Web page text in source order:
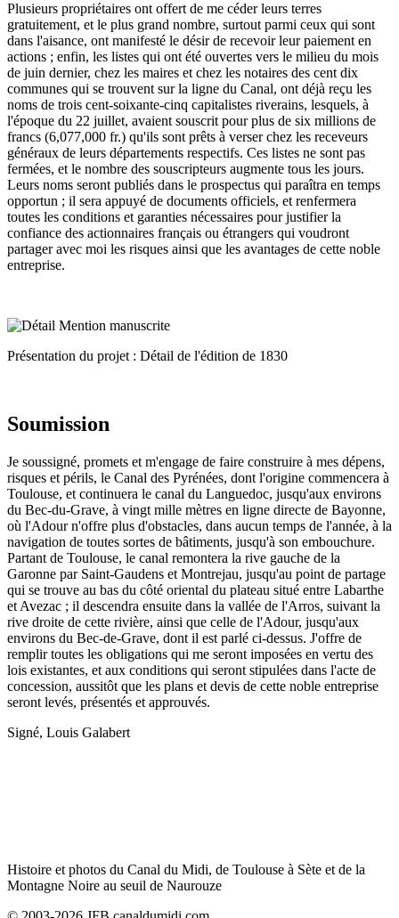
Plusieurs propriétaires ont offert de me céder leurs terres
gratuitement, et le plus grand nombre, surtout parmi ceux qui sont
dans l'aisance, ont manifesté le désir de recevoir leur paiement en
actions ; enfin, les listes qui ont été ouvertes vers le milieu du mois
de juin dernier, chez les maires et chez les notaires des cent dix
communes qui se trouvent sur la ligne du Canal, ont déjà reçu les
noms de trois cent-soixante-cinq capitalistes riverains, lesquels, à
l'époque du 22 juillet, avaient souscrit pour plus de six millions de
francs (6,077,000 fr.) qu'ils sont prêts à verser chez les receveurs
généraux de leurs départements respectifs. Ces listes ne sont pas
fermées, et le nombre des souscripteurs augmente tous les jours.
Leurs noms seront publiés dans le prospectus qui paraîtra en temps
opportun ; il sera appuyé de documents officiels, et renfermera
toutes les conditions et garanties nécessaires pour justifier la
confiance des actionnaires français ou étrangers qui voudront
partager avec moi les risques ainsi que les avantages de cette noble
entreprise.
Présentation du projet : Détail de l'édition de 1830
Soumission
Je soussigné, promets et m'engage de faire construire à mes dépens,
risques et périls, le Canal des Pyrénées, dont l'origine commencera à
Toulouse, et continuera le canal du Languedoc, jusqu'aux environs
du Bec-du-Grave, à vingt mille mètres en ligne directe de Bayonne,
où l'Adour n'offre plus d'obstacles, dans aucun temps de l'année, à la
navigation de toutes sortes de bâtiments, jusqu'à son embouchure.
Partant de Toulouse, le canal remontera la rive gauche de la
Garonne par Saint-Gaudens et Montrejau, jusqu'au point de partage
qui se trouve au bas du côté oriental du plateau situé entre Labarthe
et Avezac ; il descendra ensuite dans la vallée de l'Arros, suivant la
rive droite de cette rivière, ainsi que celle de l'Adour, jusqu'aux
environs du Bec-de-Grave, dont il est parlé ci-dessus. J'offre de
remplir toutes les obligations qui me seront imposées en vertu des
lois existantes, et aux conditions qui seront stipulées dans l'acte de
concession, aussitôt que les plans et devis de cette noble entreprise
seront levés, présentés et approuvés.
Signé, Louis Galabert
Histoire et photos du Canal du Midi, de Toulouse à Sète et de la
Montagne Noire au seuil de Naurouze